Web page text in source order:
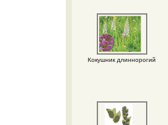
Кокушник длиннорогий